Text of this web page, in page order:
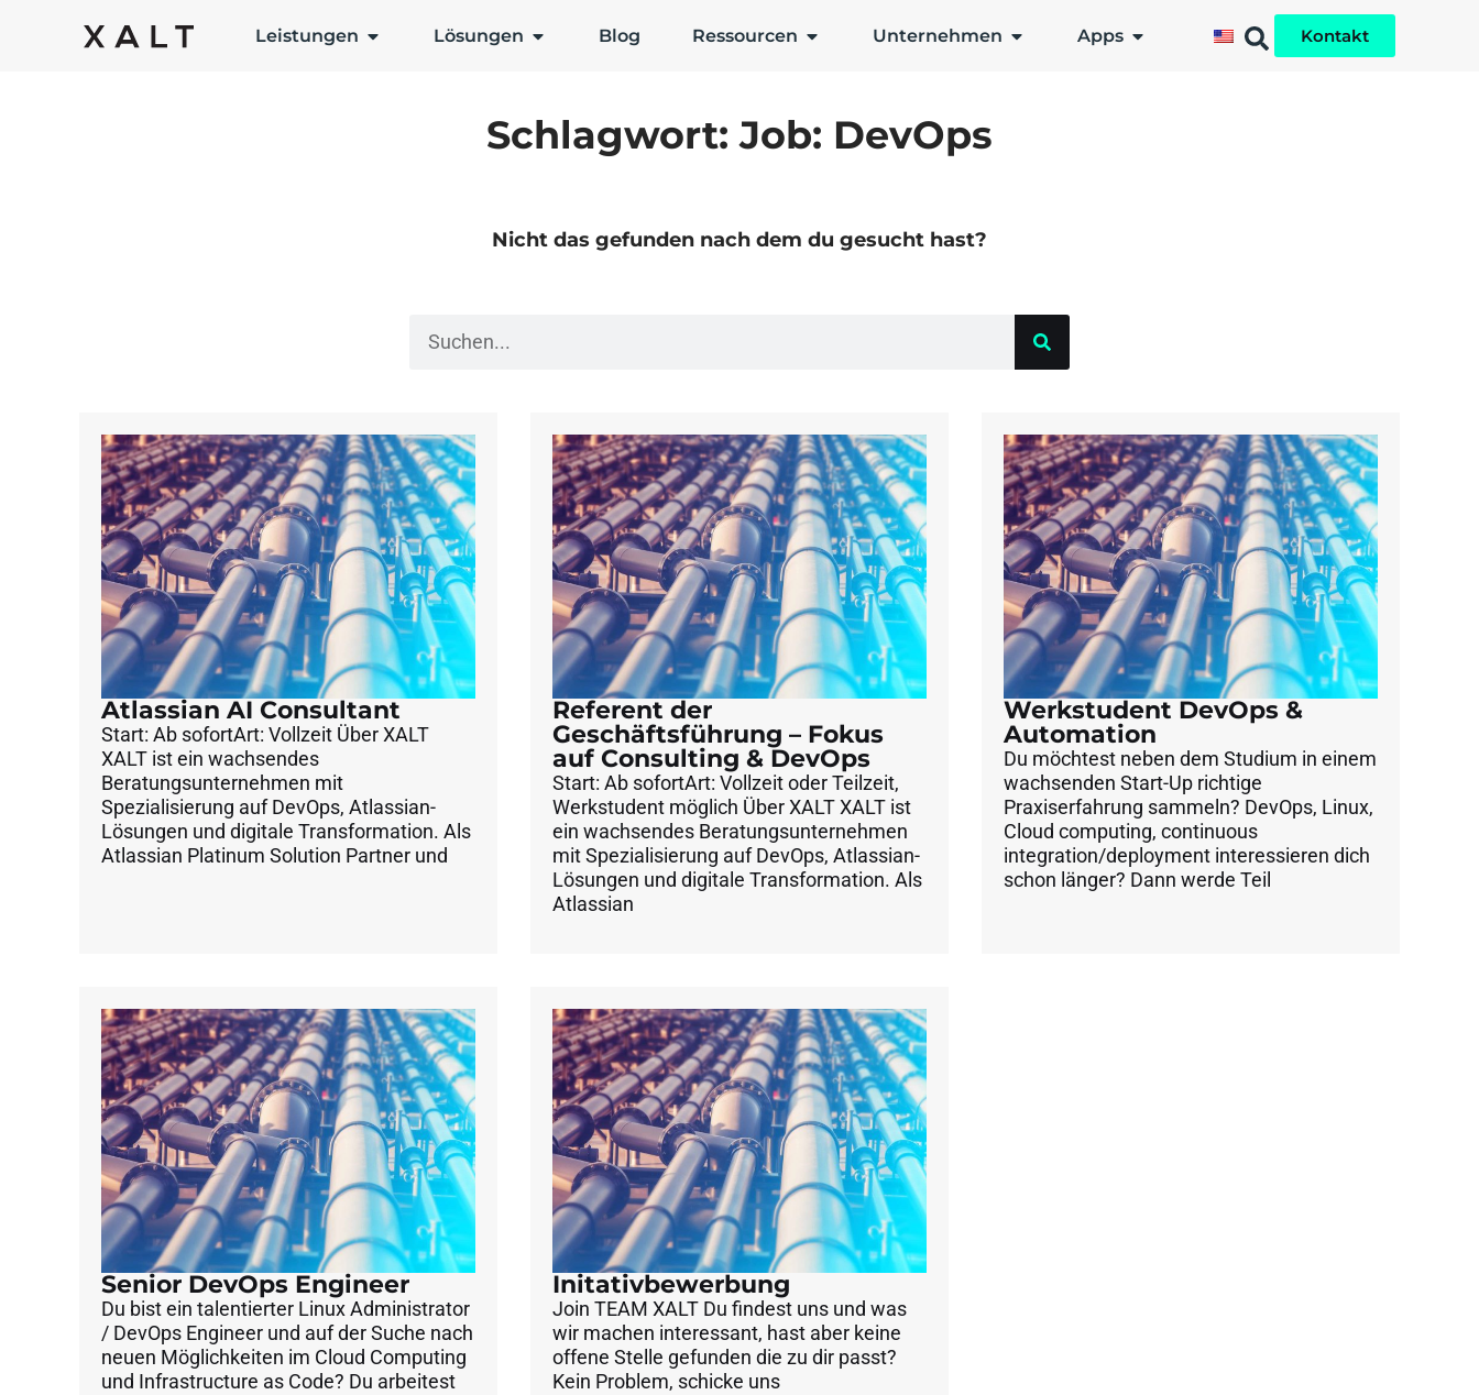
Leistungen Lösungen Blog Ressourcen Unternehmen Apps Kontakt
Schlagwort: Job: DevOps
Nicht das gefunden nach dem du gesucht hast?
Atlassian AI Consultant
Start: Ab sofortArt: Vollzeit Über XALT
XALT ist ein wachsendes
Beratungsunternehmen mit
Spezialisierung auf DevOps, Atlassian-
Lösungen und digitale Transformation. Als
Atlassian Platinum Solution Partner und
Referent der
Geschäftsführung – Fokus
auf Consulting & DevOps
Start: Ab sofortArt: Vollzeit oder Teilzeit,
Werkstudent möglich Über XALT XALT ist
ein wachsendes Beratungsunternehmen
mit Spezialisierung auf DevOps, Atlassian-
Lösungen und digitale Transformation. Als
Atlassian
Werkstudent DevOps &
Automation
Du möchtest neben dem Studium in einem
wachsenden Start-Up richtige
Praxiserfahrung sammeln? DevOps, Linux,
Cloud computing, continuous
integration/deployment interessieren dich
schon länger? Dann werde Teil
Senior DevOps Engineer
Du bist ein talentierter Linux Administrator
/ DevOps Engineer und auf der Suche nach
neuen Möglichkeiten im Cloud Computing
und Infrastructure as Code? Du arbeitest
Initativbewerbung
Join TEAM XALT Du findest uns und was
wir machen interessant, hast aber keine
offene Stelle gefunden die zu dir passt?
Kein Problem, schicke uns